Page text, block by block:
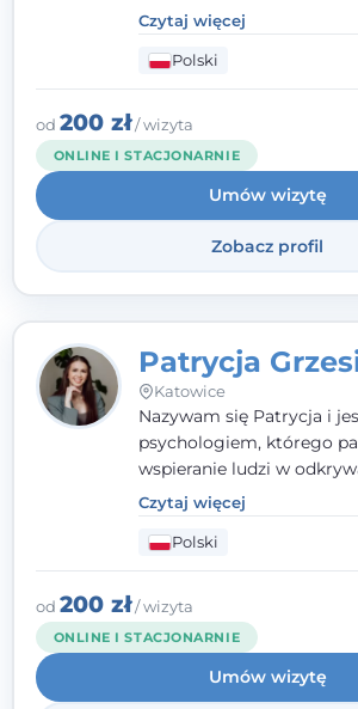
par, małżeństw i rodzin.
człowieka całościowo -
relacji z rodziną, pracą i
opieram współpracę na
stronach.
Czytaj więcej
Polski
od 200 zł/ wizyta
ONLINE I STACJONARNIE
Umów wizytę
Zobacz profil
Patrycja
Katowice
Nazywam się Patrycja i
psychologiem, którego
wspieranie ludzi w
wewnętrznej siły i radzeniu
codziennymi
nurcie poznawczo-
indywidualne podejście
zaufania i wsparcia. Jeśli
trudny czas, jestem tutaj
Czytaj więcej
Polski
od 200 zł/ wizyta
ONLINE I STACJONARNIE
Umów wizytę